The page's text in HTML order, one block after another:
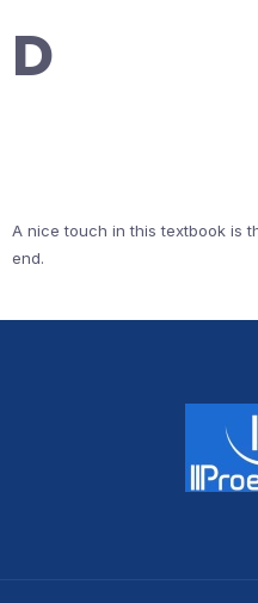
D
A nice touch in this textbook is
end.